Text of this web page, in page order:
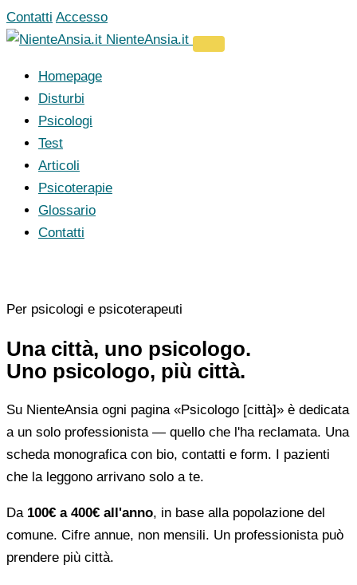
Vai
al
Contatti Accesso
NienteAnsia.it
Homepage
Disturbi
Psicologi
Test
Articoli
Psicoterapie
Glossario
Contatti
Per psicologi e psicoterapeuti
Una città, uno psicologo.
Uno psicologo, più città.
Su NienteAnsia ogni pagina «Psicologo [città]» è dedicata
a un solo professionista — quello che l'ha reclamata. Una
scheda monografica con bio, contatti e form. I pazienti
che la leggono arrivano solo a te.
Da 100€ a 400€ all'anno, in base alla popolazione del
comune. Cifre annue, non mensili. Un professionista può
prendere più città.